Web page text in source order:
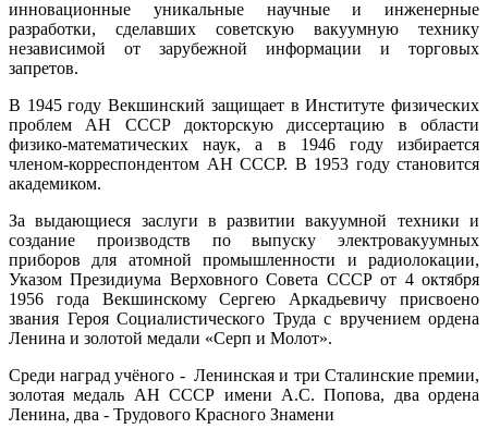
инновационные уникальные научные и инженерные
разработки, сделавших советскую вакуумную технику
независимой от зарубежной информации и торговых
запретов.
В 1945 году Векшинский защищает в Институте физических
проблем АН СССР докторскую диссертацию в области
физико-математических наук, а в 1946 году избирается
членом-корреспондентом АН СССР. В 1953 году становится
академиком.
За выдающиеся заслуги в развитии вакуумной техники и
создание производств по выпуску электровакуумных
приборов для атомной промышленности и радиолокации,
Указом Президиума Верховного Совета СССР от 4 октября
1956 года Векшинскому Сергею Аркадьевичу присвоено
звания Героя Социалистического Труда с вручением ордена
Ленина и золотой медали «Серп и Молот».
Среди наград учёного - Ленинская и три Сталинские премии,
золо­тая медаль АН СССР имени А.С. Попова, два ордена
Ленина, два - Трудового Красного Знамени